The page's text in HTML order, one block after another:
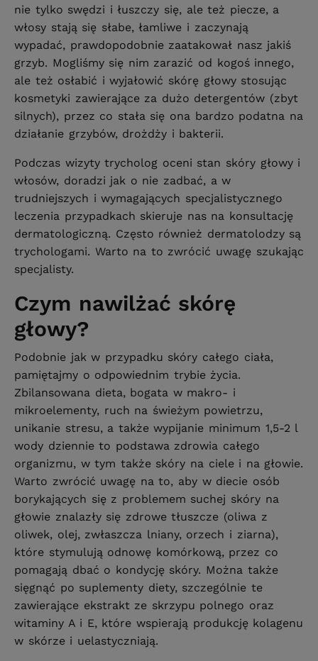
nie tylko swędzi i łuszczy się, ale też piecze, a
włosy stają się słabe, łamliwe i zaczynają
wypadać, prawdopodobnie zaatakował nasz jakiś
grzyb. Mogliśmy się nim zarazić od kogoś innego,
ale też osłabić i wyjałowić skórę głowy stosując
kosmetyki zawierające za dużo detergentów (zbyt
silnych), przez co stała się ona bardzo podatna na
działanie grzybów, drożdży i bakterii.
Podczas wizyty trycholog oceni stan skóry głowy i
włosów, doradzi jak o nie zadbać, a w
trudniejszych i wymagających specjalistycznego
leczenia przypadkach skieruje nas na konsultację
dermatologiczną. Często również dermatolodzy są
trychologami. Warto na to zwrócić uwagę szukając
specjalisty.
Czym nawilżać skórę
głowy?
Podobnie jak w przypadku skóry całego ciała,
pamiętajmy o odpowiednim trybie życia.
Zbilansowana dieta, bogata w makro- i
mikroelementy, ruch na świeżym powietrzu,
unikanie stresu, a także wypijanie minimum 1,5-2 l
wody dziennie to podstawa zdrowia całego
organizmu, w tym także skóry na ciele i na głowie.
Warto zwrócić uwagę na to, aby w diecie osób
borykających się z problemem suchej skóry na
głowie znalazły się zdrowe tłuszcze (oliwa z
oliwek, olej, zwłaszcza lniany, orzech i ziarna),
które stymulują odnowę komórkową, przez co
pomagają dbać o kondycję skóry. Można także
sięgnąć po suplementy diety, szczególnie te
zawierające ekstrakt ze skrzypu polnego oraz
witaminy A i E, które wspierają produkcję kolagenu
w skórze i uelastyczniają.